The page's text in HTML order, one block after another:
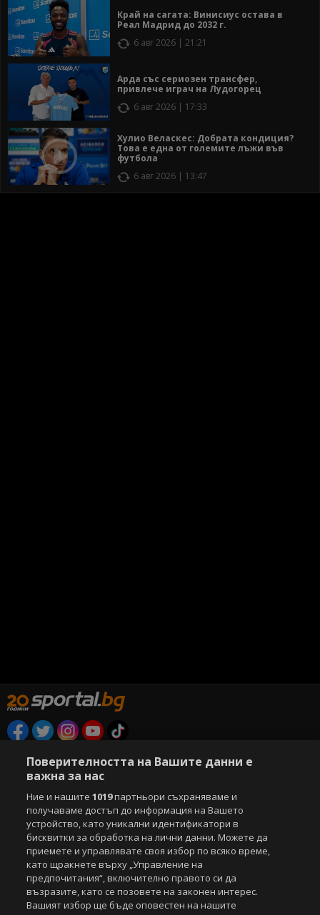
Край на сагата: Винисиус остава в
Реал Мадрид до 2032 г.
6 авг 2026 | 21:21
Арда със сериозен трансфер,
привлече играч на Лудогорец
6 авг 2026 | 17:33
Хулио Веласкес: Добрата кондиция?
Това е една от големите лъжи във
футбола
6 авг 2026 | 13:47
Copyright © 2007-2026 Агенция Спортал. Всички права запазени.
Този уебсайт е собственост наSportal Media Group
За нас Екип За рекламa
Общи условия
Етични правила на НСС
Лични данни
Управление на предпочитания
Съдържанието на този уеб сайт и технологиите, използвани в него, са
под закрила на Закона за авторското право и сродните му права.
Всички статии, репортажи, интервюта и други текстови, графични и
видео материали, публикувани в сайта, са собственост на Агенция
Спортал, освен ако изрично е посочено друго. Допуска се
Поверителността на Вашите данни е
важна за нас
Ние и нашите1019партньори съхраняваме и
получаваме достъп до информация на Вашето
устройство, като уникални идентификатори в
бисквитки за обработка на лични данни. Можете да
приемете и управлявате своя избор по всяко време,
като щракнете върху „Управление на
предпочитания“, включително правото си да
възразите, като се позовете на законен интерес.
Вашият избор ще бъде оповестен на нашите